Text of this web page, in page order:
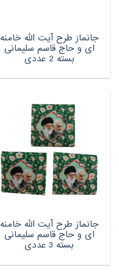
جانماز طرح آیت الله خامنه
ای و حاج قاسم سلیمانی
بسته 2 عددی
جانماز طرح آیت الله خامنه
ای و حاج قاسم سلیمانی
بسته 3 عددی